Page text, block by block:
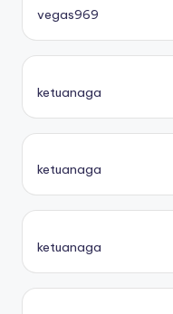
vegas969
ketuanaga
ketuanaga
ketuanaga